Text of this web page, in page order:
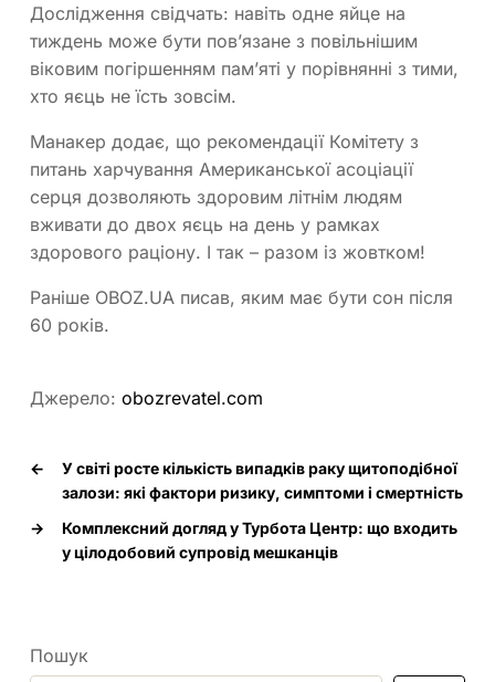
Дослідження свідчать: навіть одне яйце на
тиждень може бути пов’язане з повільнішим
віковим погіршенням пам’яті у порівнянні з тими,
хто яєць не їсть зовсім.
Манакер додає, що рекомендації Комітету з
питань харчування Американської асоціації
серця дозволяють здоровим літнім людям
вживати до двох яєць на день у рамках
здорового раціону. І так – разом із жовтком!
Раніше OBOZ.UA писав, яким має бути сон після
60 років.
Джерело: obozrevatel.com
←
У світі росте кількість випадків раку щитоподібної
залози: які фактори ризику, симптоми і смертність
→
Комплексний догляд у Турбота Центр: що входить
у цілодобовий супровід мешканців
Пошук